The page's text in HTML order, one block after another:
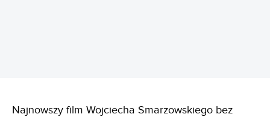
Najnowszy film Wojciecha Smarzowskiego bez